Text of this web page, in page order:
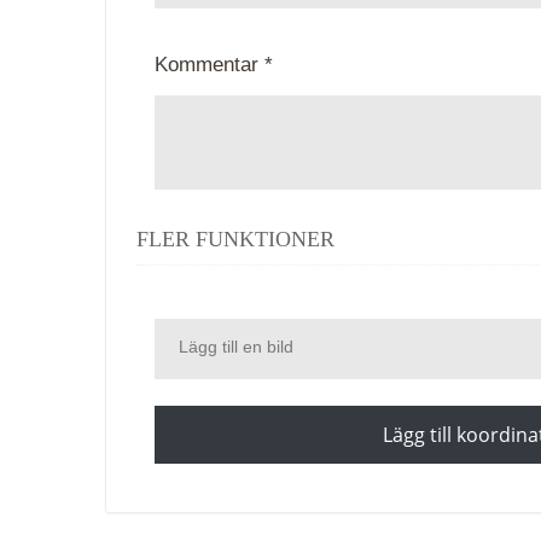
Kommentar *
FLER FUNKTIONER
Lägg till en bild
Lägg till